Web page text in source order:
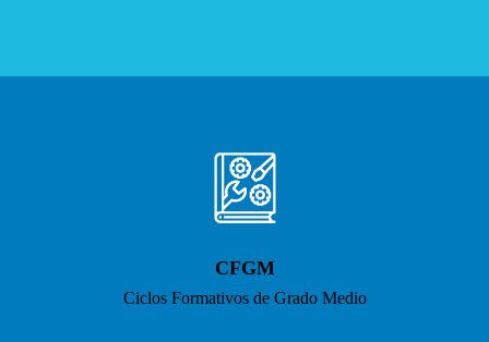
CFGM
Ciclos Formativos de Grado Medio